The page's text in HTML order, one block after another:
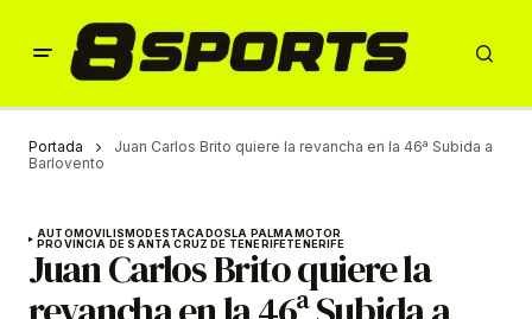
Portada
Juan Carlos Brito quiere la revancha en la 46ª Subida a
Barlovento
AUTOMOVILISMODESTACADOSLA PALMAMOTOR
PROVINCIA DE SANTA CRUZ DE TENERIFETENERIFE
Juan Carlos Brito quiere la